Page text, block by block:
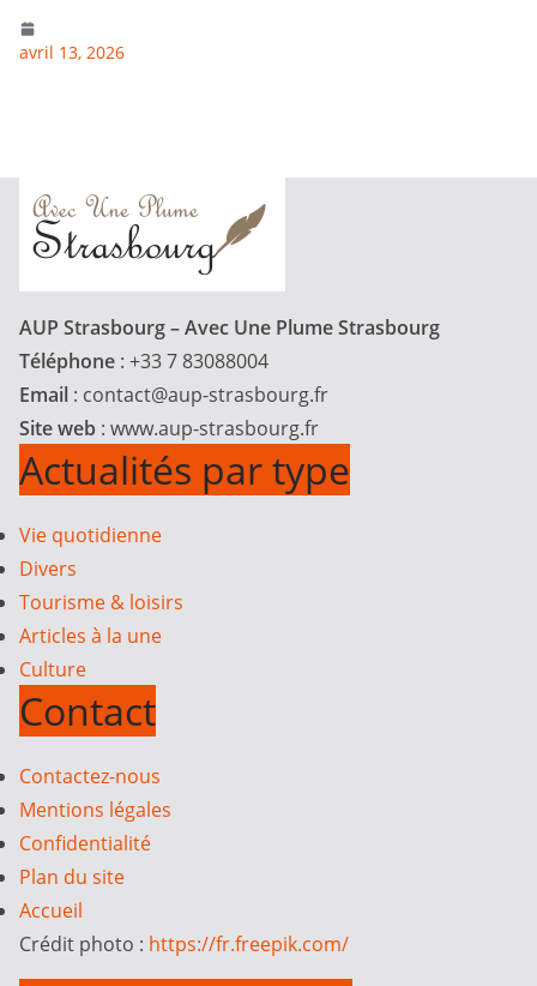
avril 13, 2026
AUP Strasbourg – Avec Une Plume Strasbourg
Téléphone : +33 7 83088004
Email : contact@aup-strasbourg.fr
Site web : www.aup-strasbourg.fr
Actualités par type
Vie quotidienne
Divers
Tourisme & loisirs
Articles à la une
Culture
Contact
Contactez-nous
Mentions légales
Confidentialité
Plan du site
Accueil
Crédit photo : https://fr.freepik.com/